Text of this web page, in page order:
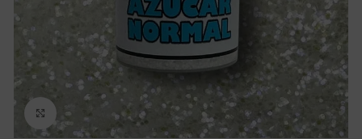
Clic para agrandar